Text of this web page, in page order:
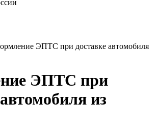
ЭПТС при доставке автомобиля
ЭПТС при
из